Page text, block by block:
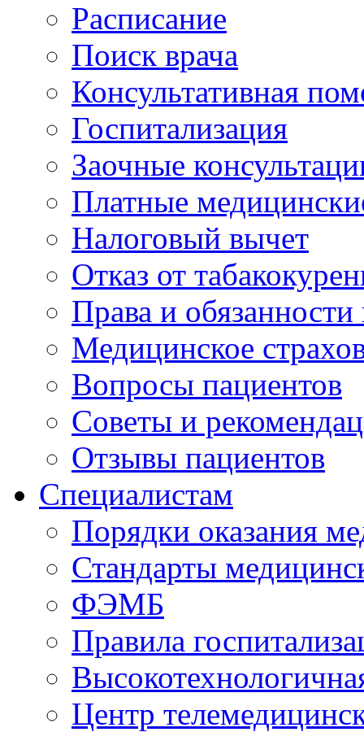
Расписание
Поиск врача
Консультативная
Госпитализация
Заочные
Платные
Налоговый вычет
Отказ от
Права и
Медицинское
Вопросы пациентов
Советы и
Отзывы пациентов
Специалистам
Порядки оказания
Стандарты
ФЭМБ
Правила
Центр